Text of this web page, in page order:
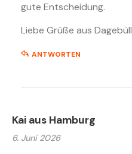
gute Entscheidung.
Liebe Grüße aus Dagebüll
ANTWORTEN
Kai aus Hamburg
6. Juni 2026